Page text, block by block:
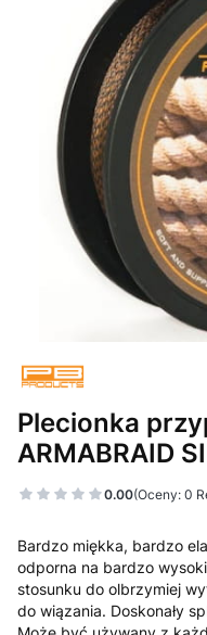
Plecionka
ARMABRAID
0.00(Oceny: 0
Bardzo miękka, bardzo
odporna na bardzo
stosunku do olbrzymiej
do wiązania. Doskonały